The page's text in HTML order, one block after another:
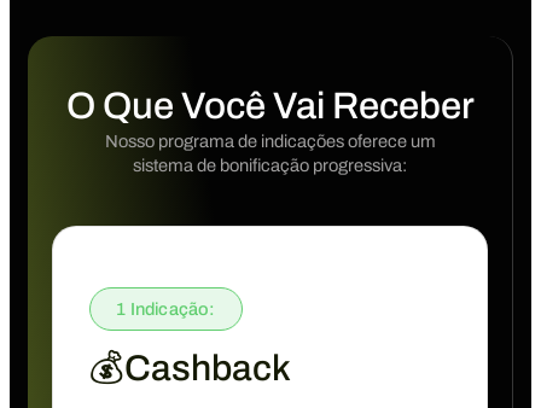
O Que Você Vai Receber
Nosso programa de indicações oferece um
sistema de bonificação progressiva:
1 Indicação:
💰Cashback